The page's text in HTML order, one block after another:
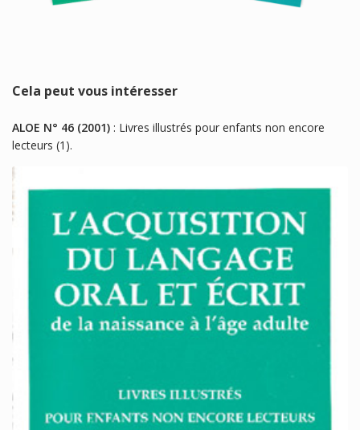
Cela peut vous intéresser
ALOE N° 46 (2001) : Livres illustrés pour enfants non encore
lecteurs (1).